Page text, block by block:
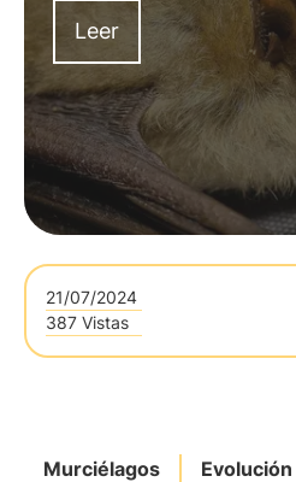
desarrollado diversas
entre ellas la capacidad
"anti-murciélagos"
Veamos por qué.
Leer
21/07/2024
387 Vistas
Murciélagos Evolución